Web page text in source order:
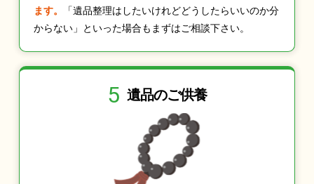
ます。
「遺品整理はしたいけれどどうしたらいいのか分
からない」といった場合もまずはご相談下さい。
5 遺品のご供養